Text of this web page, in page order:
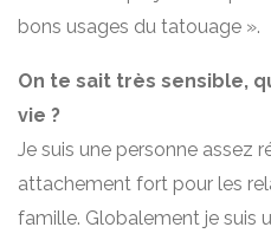
bons usages du tatouage ».
On te sait très sensible,
vie ?
Je suis une personne assez
attachement fort pour les
famille. Globalement je suis